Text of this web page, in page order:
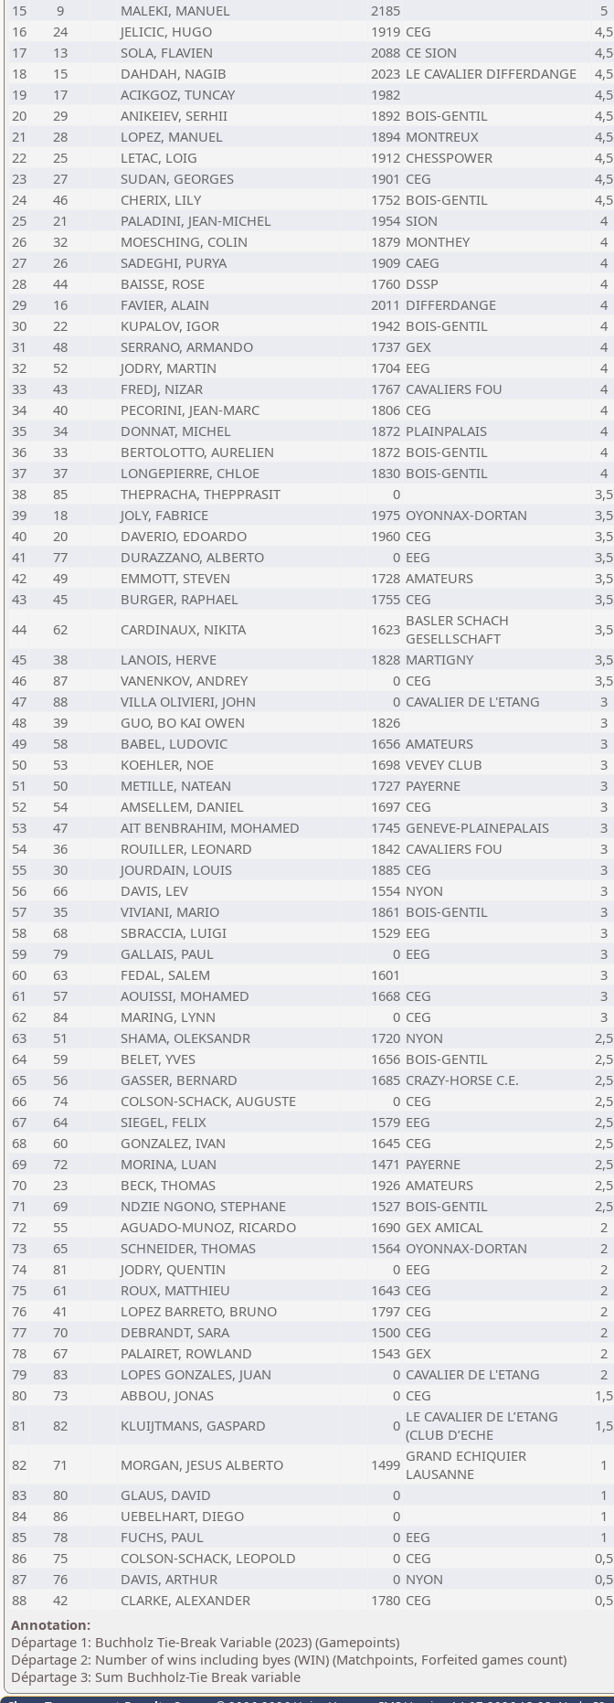
15
9 MALEKI, MANUEL 2185 5
16
24 JELICIC, HUGO 1919 CEG 4,5
17
13 SOLA, FLAVIEN 2088 CE SION 4,5
18
15 DAHDAH, NAGIB 2023 LE CAVALIER DIFFERDANGE 4,5
19
17 ACIKGOZ, TUNCAY 1982 4,5
20
29 ANIKEIEV, SERHII 1892 BOIS-GENTIL 4,5
21
28 LOPEZ, MANUEL 1894 MONTREUX 4,5
22
25 LETAC, LOIG 1912 CHESSPOWER 4,5
23
27 SUDAN, GEORGES 1901 CEG 4,5
24
46 CHERIX, LILY 1752 BOIS-GENTIL 4,5
25
21 PALADINI, JEAN-MICHEL 1954 SION 4
26
32 MOESCHING, COLIN 1879 MONTHEY 4
27
26 SADEGHI, PURYA 1909 CAEG 4
28
44 BAISSE, ROSE 1760 DSSP 4
29
16 FAVIER, ALAIN 2011 DIFFERDANGE 4
30
22 KUPALOV, IGOR 1942 BOIS-GENTIL 4
31
48 SERRANO, ARMANDO 1737 GEX 4
32
52 JODRY, MARTIN 1704 EEG 4
33
43 FREDJ, NIZAR 1767 CAVALIERS FOU 4
34
40 PECORINI, JEAN-MARC 1806 CEG 4
35
34 DONNAT, MICHEL 1872 PLAINPALAIS 4
36
33 BERTOLOTTO, AURELIEN 1872 BOIS-GENTIL 4
37
37 LONGEPIERRE, CHLOE 1830 BOIS-GENTIL 4
38
85 THEPRACHA, THEPPRASIT 0 3,5
39
18 JOLY, FABRICE 1975 OYONNAX-DORTAN 3,5
40
20 DAVERIO, EDOARDO 1960 CEG 3,5
41
77 DURAZZANO, ALBERTO 0 EEG 3,5
42
49 EMMOTT, STEVEN 1728 AMATEURS 3,5
43
45 BURGER, RAPHAEL 1755 CEG 3,5
44
62 CARDINAUX, NIKITA 1623 BASLER SCHACH
GESELLSCHAFT
3,5
45
38 LANOIS, HERVE 1828 MARTIGNY 3,5
46
87 VANENKOV, ANDREY 0 CEG 3,5
47
88 VILLA OLIVIERI, JOHN 0 CAVALIER DE L'ETANG 3
48
39 GUO, BO KAI OWEN 1826 3
49
58 BABEL, LUDOVIC 1656 AMATEURS 3
50
53 KOEHLER, NOE 1698 VEVEY CLUB 3
51
50 METILLE, NATEAN 1727 PAYERNE 3
52
54 AMSELLEM, DANIEL 1697 CEG 3
53
47 AIT BENBRAHIM, MOHAMED 1745 GENEVE-PLAINEPALAIS 3
54
36 ROUILLER, LEONARD 1842 CAVALIERS FOU 3
55
30 JOURDAIN, LOUIS 1885 CEG 3
56
66 DAVIS, LEV 1554 NYON 3
57
35 VIVIANI, MARIO 1861 BOIS-GENTIL 3
58
68 SBRACCIA, LUIGI 1529 EEG 3
59
79 GALLAIS, PAUL 0 EEG 3
60
63 FEDAL, SALEM 1601 3
61
57 AOUISSI, MOHAMED 1668 CEG 3
62
84 MARING, LYNN 0 CEG 3
63
51 SHAMA, OLEKSANDR 1720 NYON 2,5
64
59 BELET, YVES 1656 BOIS-GENTIL 2,5
65
56 GASSER, BERNARD 1685 CRAZY-HORSE C.E. 2,5
66
74 COLSON-SCHACK, AUGUSTE 0 CEG 2,5
67
64 SIEGEL, FELIX 1579 EEG 2,5
68
60 GONZALEZ, IVAN 1645 CEG 2,5
69
72 MORINA, LUAN 1471 PAYERNE 2,5
70
23 BECK, THOMAS 1926 AMATEURS 2,5
71
69 NDZIE NGONO, STEPHANE 1527 BOIS-GENTIL 2,5
72
55 AGUADO-MUNOZ, RICARDO 1690 GEX AMICAL 2
73
65 SCHNEIDER, THOMAS 1564 OYONNAX-DORTAN 2
74
81 JODRY, QUENTIN 0 EEG 2
75
61 ROUX, MATTHIEU 1643 CEG 2
76
41 LOPEZ BARRETO, BRUNO 1797 CEG 2
77
70 DEBRANDT, SARA 1500 CEG 2
78
67 PALAIRET, ROWLAND 1543 GEX 2
79
83 LOPES GONZALES, JUAN 0 CAVALIER DE L'ETANG 2
80
73 ABBOU, JONAS 0 CEG 1,5
81
82 KLUIJTMANS, GASPARD 0 LE CAVALIER DE L’ETANG
(CLUB D’ECHE
1,5
82 71 MORGAN, JESUS ALBERTO 1499 GRAND ECHIQUIER
LAUSANNE
1
83
80 GLAUS, DAVID 0 1
84
86 UEBELHART, DIEGO 0 1
85
78 FUCHS, PAUL 0 EEG 1
86
75 COLSON-SCHACK, LEOPOLD 0 CEG 0,5
87
76 DAVIS, ARTHUR 0 NYON 0,5
88
42 CLARKE, ALEXANDER 1780 CEG 0,5
Annotation:
Départage 1: Buchholz Tie-Break Variable (2023) (Gamepoints)
Départage 2: Number of wins including byes (WIN) (Matchpoints, Forfeited games count)
Départage 3: Sum Buchholz-Tie Break variable